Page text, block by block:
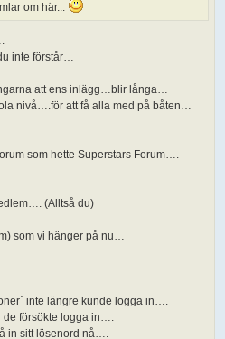
om här...
inte förstår…
att ens inlägg…blir långa…
nivå….för att få alla med på båten…
som hette Superstars Forum….
(Alltså du)
som vi hänger på nu…
inte längre kunde logga in….
de försökte logga in….
in sitt lösenord nå….